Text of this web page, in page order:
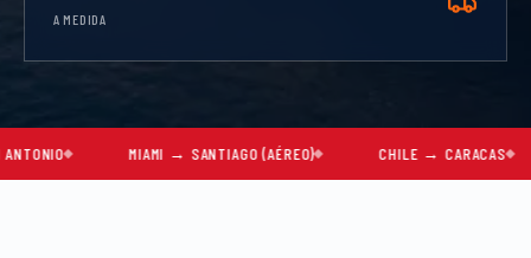
A MEDIDA
MIAMI → SANTIAGO (AÉREO) CHILE → CARACAS